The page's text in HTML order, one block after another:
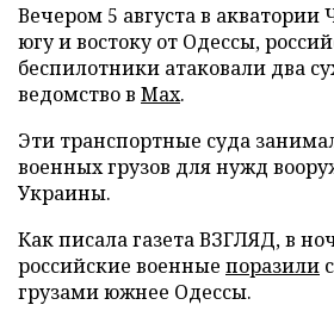
Вечером 5 августа в акватории
югу и востоку от Одессы,
беспилотники атаковали два
ведомство в Max.
Эти транспортные суда
военных грузов для нужд
Украины.
Как писала газета ВЗГЛЯД, в
российские военные поразили
грузами южнее Одессы.